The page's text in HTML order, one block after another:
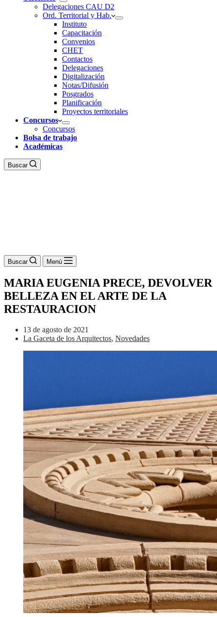
Delegaciones CAU D2
Ord. Territorial y Hab.
Instituto
Capacitación
Convenios
CHET
Contactos
Delegaciones
Digitalización
Notas/Difusión
Posgrados
Planificación
Proyectos territoriales
Concursos
Concursos
Bolsa de trabajo
Académicas
Buscar
Buscar Menú
MARIA EUGENIA PRECE, DEVOLVER
BELLEZA EN EL ARTE DE LA
RESTAURACION
13 de agosto de 2021
La Gaceta de los Arquitectos, Novedades